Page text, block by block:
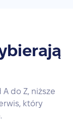
A do Z, niższe
który